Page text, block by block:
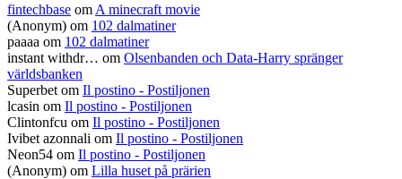
fintechbase om A minecraft movie
(Anonym) om 102 dalmatiner
paaaa om 102 dalmatiner
instant withdr… om Olsenbanden och Data-Harry spränger
världsbanken
Superbet om Il postino - Postiljonen
lcasin om Il postino - Postiljonen
Clintonfcu om Il postino - Postiljonen
Ivibet azonnali om Il postino - Postiljonen
Neon54 om Il postino - Postiljonen
(Anonym) om Lilla huset på prärien